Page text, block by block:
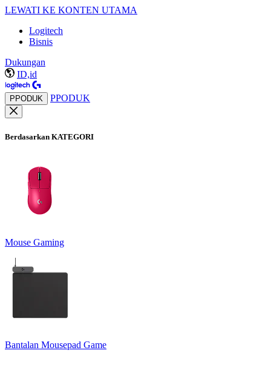
LEWATI KE KONTEN UTAMA
Logitech
Bisnis
Dukungan
ID,id
PPODUK PPODUK
Berdasarkan KATEGORI
Mouse Gaming
Bantalan Mousepad Game